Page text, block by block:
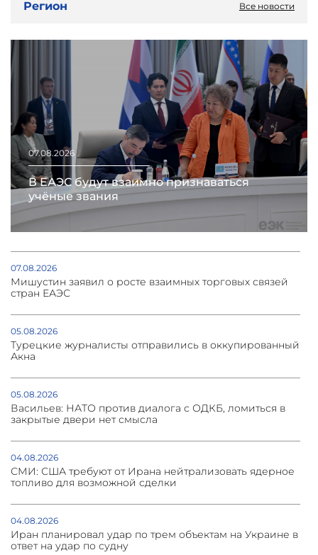
Регион Все новости
07.08.2026
В ЕАЭС будут взаимно признаваться
учёные звания
07.08.2026
Мишустин заявил о росте взаимных торговых связей
стран ЕАЭС
05.08.2026
Турецкие журналисты отправились в оккупированный
Акна
05.08.2026
Васильев: НАТО против диалога с ОДКБ, ломиться в
закрытые двери нет смысла
04.08.2026
СМИ: США требуют от Ирана нейтрализовать ядерное
топливо для возможной сделки
04.08.2026
Иран планировал удар по трем объектам на Украине в
ответ на удар по судну